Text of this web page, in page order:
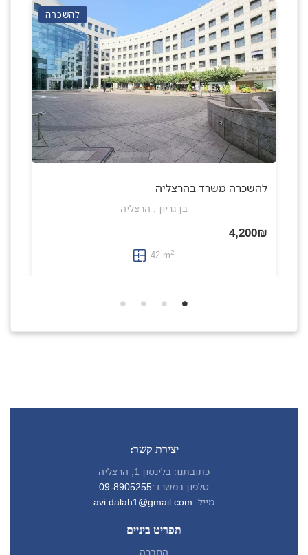
להשכרה
להשכרה משרד בהרצליה
בן גריון , הרצליה
4,200₪
42 m2
יצירת קשר:
כתובתנו: בלינסון 1, הרצליה
טלפון במשרד:09-8905255
מייל:
תפריט ביניים
החברה